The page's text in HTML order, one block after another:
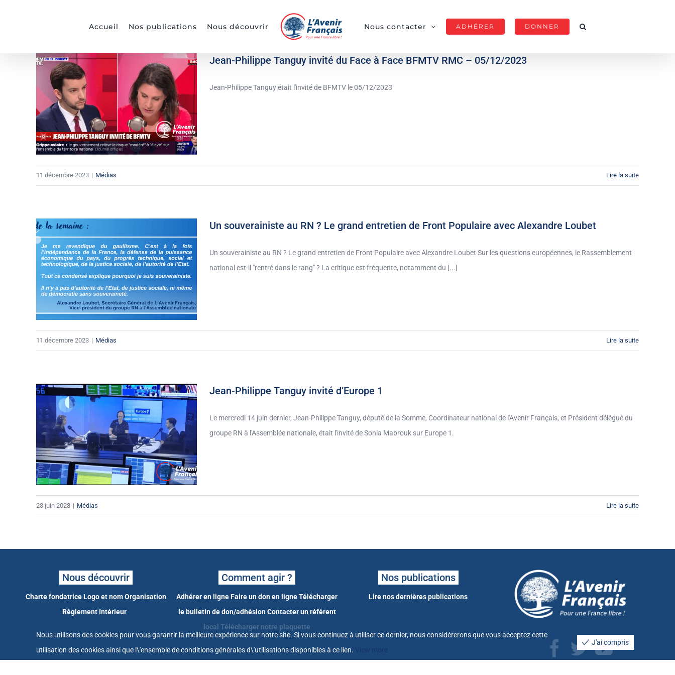
Accueil Nos publications Nous découvrir Nous contacter ADHÉRER DONNER
Jean-Philippe Tanguy invité du Face à Face BFMTV RMC – 05/12/2023
Jean-Philippe Tanguy était l'invité de BFMTV le 05/12/2023
11 décembre 2023 | Médias Lire la suite
Un souverainiste au RN ? Le grand entretien de Front Populaire avec Alexandre Loubet
Un souverainiste au RN ? Le grand entretien de Front Populaire avec Alexandre Loubet Sur les questions européennes, le Rassemblement
national est-il "rentré dans le rang" ? La critique est fréquente, notamment du [...]
11 décembre 2023 | Médias Lire la suite
Jean-Philippe Tanguy invité d’Europe 1
Le mercredi 14 juin dernier, Jean-Philippe Tanguy, député de la Somme, Coordinateur national de l'Avenir Français, et Président délégué du
groupe RN à l'Assemblée nationale, était l'invité de Sonia Mabrouk sur Europe 1.
23 juin 2023 | Médias Lire la suite
Nous découvrir
Charte fondatrice Logo et nom Organisation
Réglement Intérieur
Comment agir ?
Adhérer en ligneFaire un don en ligneTélécharger
le bulletin de don/adhésion Contacter un référent
local Télécharger notre plaquette
Nos publications
Lire nos dernières publications
Nous utilisons des cookies pour vous garantir la meilleure expérience sur notre site. Si vous continuez à utiliser ce dernier, nous considérerons que vous acceptez cette
utilisation des cookies ainsi que l\'ensemble de conditions générales d\'utilisations disponibles à ce lien.
J'ai compris